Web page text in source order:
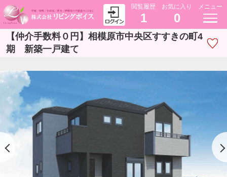
閲覧履歴
1
お気に入り
0
メニュー
【仲介手数料０円】相模原市中央区すすきの町4
期 新築一戸建て